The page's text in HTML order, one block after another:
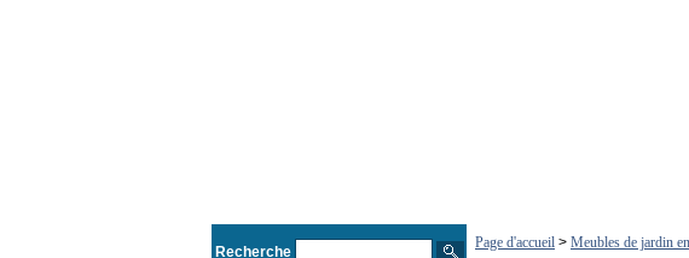
Recherche
Page d'accueil > Meubles de jardin